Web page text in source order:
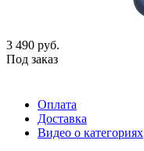
3 490 руб.
Под заказ
Оплата
Доставка
Видео о категориях